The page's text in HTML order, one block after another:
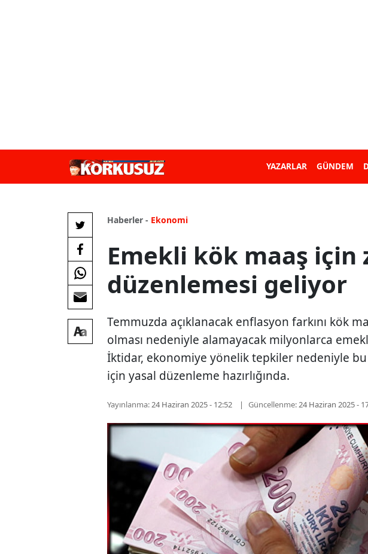
YAZARLAR GÜNDEM
Haberler - Ekonomi
Emekli kök maaş için
düzenlemesi geliyor
Temmuzda açıklanacak enflasyon farkını kök
olması nedeniyle alamayacak milyonlarca
İktidar, ekonomiye yönelik tepkiler nedeniyle
için yasal düzenleme hazırlığında.
Yayınlanma:24 Haziran 2025 - 12:52 Güncellenme:24 Haziran 2025 -